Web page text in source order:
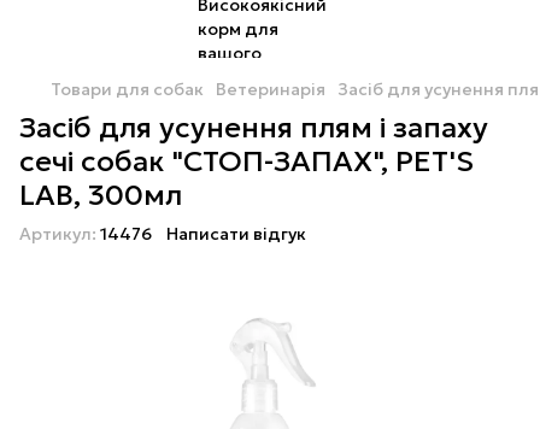
Товари для собак Ветеринарія Засіб для усунення
Засіб для усунення плям і запаху
сечі собак "СТОП-ЗАПАХ", PET'S
LAB, 300мл
Артикул: 14476 Написати відгук